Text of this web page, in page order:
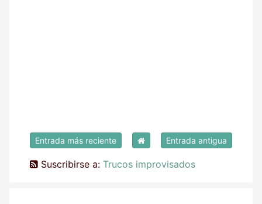
Entrada más reciente Entrada antigua
Suscribirse a: Trucos improvisados